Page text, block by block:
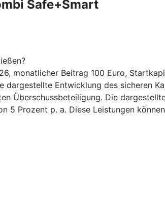
Safe+Smart
monatlicher Beitrag 100 Euro,
dargestellte Entwicklung des sicheren
Überschussbeteiligung. Die
Prozent p. a. Diese Leistungen